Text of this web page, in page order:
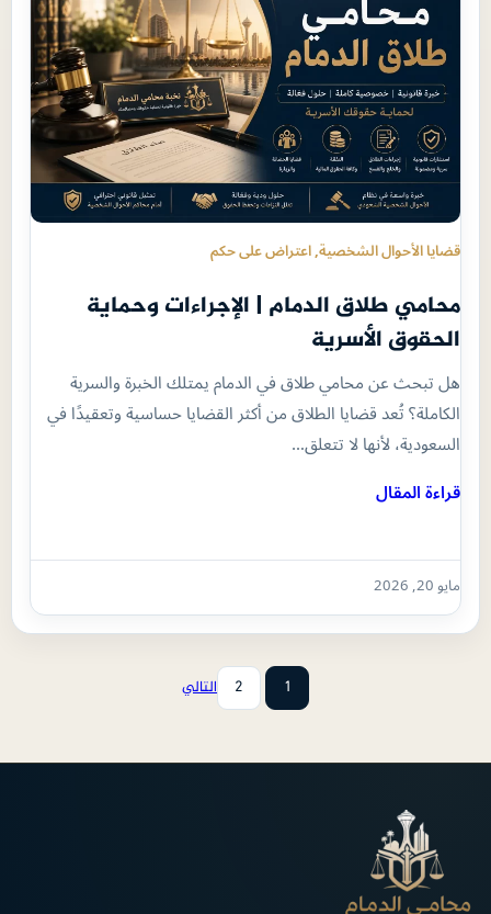
قضايا الأحوال الشخصية, اعتراض على حكم
محامي طلاق الدمام | الإجراءات وحماية
الحقوق الأسرية
هل تبحث عن محامي طلاق في الدمام يمتلك الخبرة والسرية
الكاملة؟ تُعد قضايا الطلاق من أكثر القضايا حساسية وتعقيدًا في
السعودية، لأنها لا تتعلق…
قراءة المقال
مايو 20, 2026
1
2 التالي